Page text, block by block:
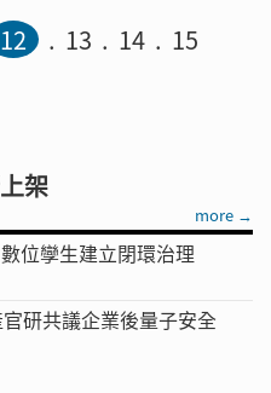
12 13 14 15
架
more →
位孿生建立閉環治理
研共議企業後量子安全